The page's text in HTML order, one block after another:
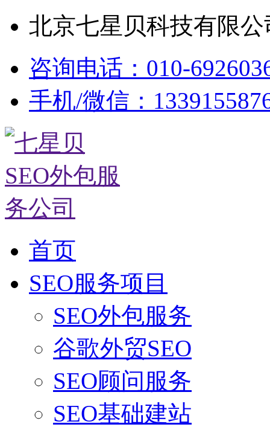
北京七星贝科技有限
咨询电话：010-
手机/微信：
首页
SEO服务项目
SEO外包服务
谷歌外贸SEO
SEO顾问服务
SEO基础建站